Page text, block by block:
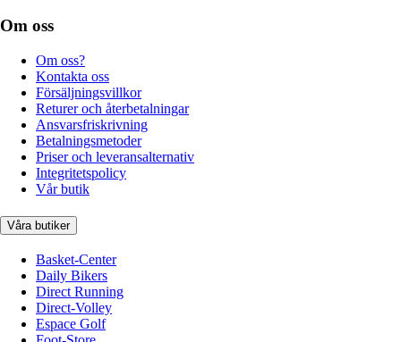
Om oss
Om oss?
Kontakta oss
Försäljningsvillkor
Returer och återbetalningar
Ansvarsfriskrivning
Betalningsmetoder
Priser och leveransalternativ
Integritetspolicy
Vår butik
Våra butiker
Basket-Center
Daily Bikers
Direct Running
Direct-Volley
Espace Golf